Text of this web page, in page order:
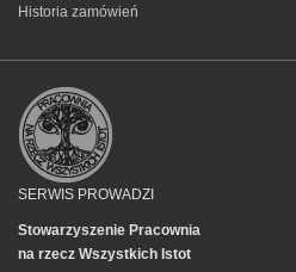
Historia zamówień
SERWIS PROWADZI
Stowarzyszenie Pracownia
na rzecz Wszystkich Istot